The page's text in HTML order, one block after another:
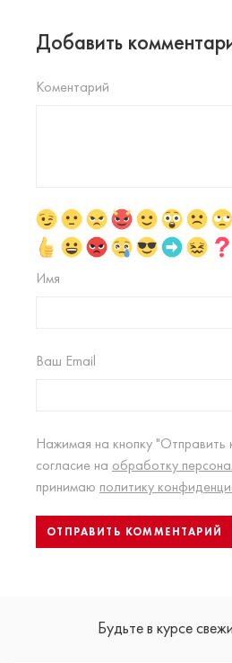
Добавить
Коментарий
Имя
Ваш Email
Нажимая на кнопку
согласие на обработку
принимаю политику
Будьте в курсе